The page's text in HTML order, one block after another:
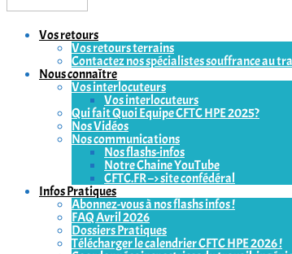
Vos retours
Vos retours terrains
Contactez nos spécialistes souffrance au
Nous connaître
Vos interlocuteurs
Vos interlocuteurs
Qui fait Quoi Equipe CFTC HPE 2025?
Nos Vidéos
Nos communications
Nos flashs-infos
Notre Chaine YouTube
CFTC.FR –> site confédéral
Infos Pratiques
Abonnez-vous à nos flashs infos !
FAQ Avril 2026
Dossiers Pratiques
Télécharger le calendrier CFTC HPE 2026 !